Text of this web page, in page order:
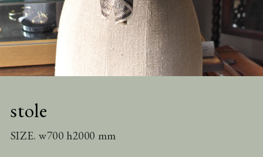
stole
SIZE. w700 h2000 mm